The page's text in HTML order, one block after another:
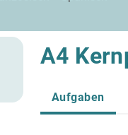
A4
Aufgaben